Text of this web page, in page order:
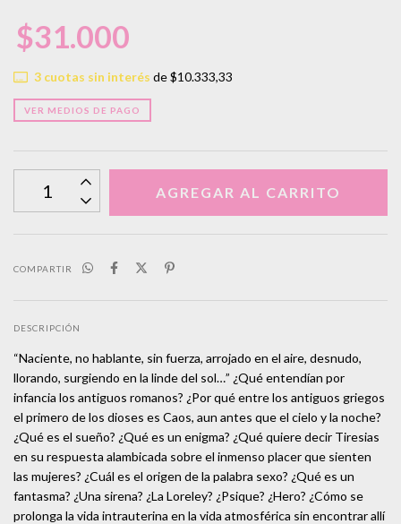
$31.000
3cuotas sin interés de$10.333,33
VER MEDIOS DE PAGO
COMPARTIR
DESCRIPCIÓN
“Naciente, no hablante, sin fuerza, arrojado en el aire, desnudo,
llorando, surgiendo en la linde del sol…” ¿Qué entendían por
infancia los antiguos romanos? ¿Por qué entre los antiguos griegos
el primero de los dioses es Caos, aun antes que el cielo y la noche?
¿Qué es el sueño? ¿Qué es un enigma? ¿Qué quiere decir Tiresias
en su respuesta alambicada sobre el inmenso placer que sienten
las mujeres? ¿Cuál es el origen de la palabra sexo? ¿Qué es un
fantasma? ¿Una sirena? ¿La Loreley? ¿Psique? ¿Hero? ¿Cómo se
prolonga la vida intrauterina en la vida atmosférica sin encontrar allí